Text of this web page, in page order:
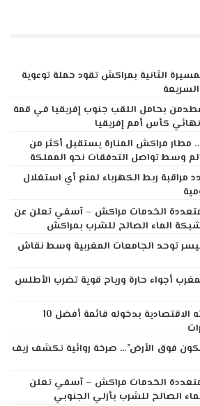
الثانية بمراكش تقود حملة توعوية
بحامل اللقب جنوب إفريقيا في قمة
كأس أمم إفريقيا
عملية مرحبا 2026.. مطار مراكش المنارة يستقبل أكثر من
مراقبة ربط الكهرباء لمنع أي استغلال
الخدمات مراكش – آسفي تعلن عن
الماء الصالح للشرب بمراكش
توحد الجامعات المغربية وسط نقاش
أجواء حارة ورياح قوية تضرب الأطلس
المغرب يعزز مكانته الاقتصادية بدخوله قائمة أفضل 10
فوق الأرض”… صرخة روائية تكشف زيف
الخدمات مراكش – آسفي تعلن
الصالح للشرب بأزلي الجنوبي